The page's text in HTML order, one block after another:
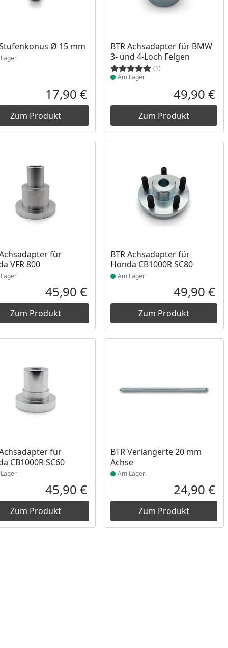
Ø 15 mm
am Lager
Aktueller Preis
17,90 €
Zum Produkt
BTR Achsadapter für BMW
3- und 4-Loch Felgen
(1)
Produkt am Lager
Am Lager
49,90 €
Zum Produkt
für
VFR 800
am Lager
Aktueller Preis
45,90 €
Zum Produkt
BTR Achsadapter für
Honda CB1000R SC80
Produkt am Lager
Am Lager
49,90 €
Zum Produkt
für
CB1000R SC60
am Lager
Aktueller Preis
45,90 €
Zum Produkt
BTR Verlängerte 20 mm
Achse
Produkt am Lager
Am Lager
24,90 €
Zum Produkt